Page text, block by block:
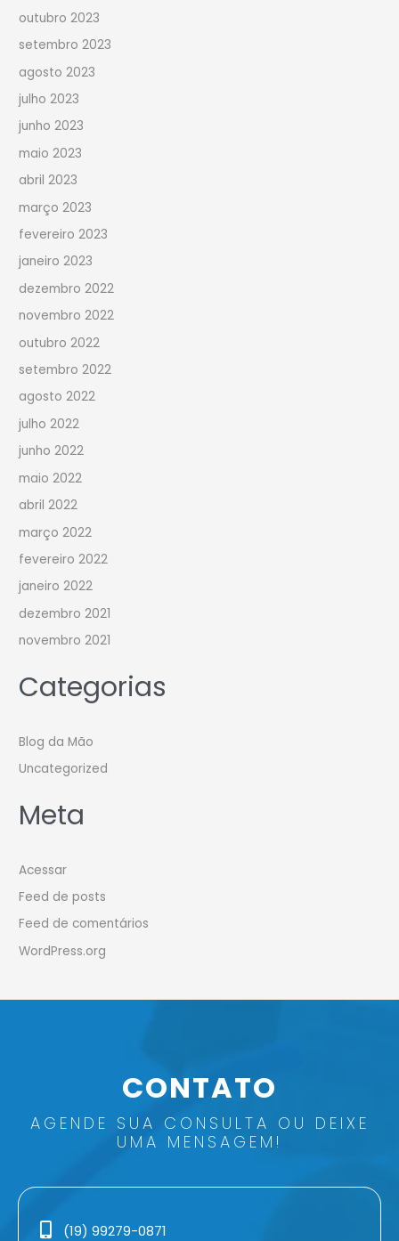
outubro 2023
setembro 2023
agosto 2023
julho 2023
junho 2023
maio 2023
abril 2023
março 2023
fevereiro 2023
janeiro 2023
dezembro 2022
novembro 2022
outubro 2022
setembro 2022
agosto 2022
julho 2022
junho 2022
maio 2022
abril 2022
março 2022
fevereiro 2022
janeiro 2022
dezembro 2021
novembro 2021
Categorias
Blog da Mão
Uncategorized
Meta
Acessar
Feed de posts
Feed de comentários
WordPress.org
CONTATO
AGENDE SUA CONSULTA OU DEIXE
UMA MENSAGEM!
(19) 99279-0871